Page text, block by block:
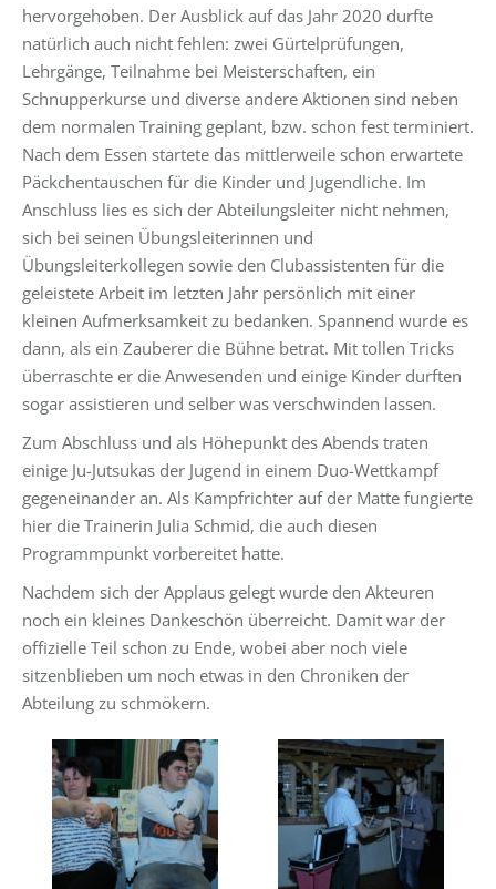
hervorgehoben. Der Ausblick auf das Jahr 2020 durfte
natürlich auch nicht fehlen: zwei Gürtelprüfungen,
Lehrgänge, Teilnahme bei Meisterschaften, ein
Schnupperkurse und diverse andere Aktionen sind neben
dem normalen Training geplant, bzw. schon fest terminiert.
Nach dem Essen startete das mittlerweile schon erwartete
Päckchentauschen für die Kinder und Jugendliche. Im
Anschluss lies es sich der Abteilungsleiter nicht nehmen,
sich bei seinen Übungsleiterinnen und
Übungsleiterkollegen sowie den Clubassistenten für die
geleistete Arbeit im letzten Jahr persönlich mit einer
kleinen Aufmerksamkeit zu bedanken. Spannend wurde es
dann, als ein Zauberer die Bühne betrat. Mit tollen Tricks
überraschte er die Anwesenden und einige Kinder durften
sogar assistieren und selber was verschwinden lassen.
Zum Abschluss und als Höhepunkt des Abends traten
einige Ju-Jutsukas der Jugend in einem Duo-Wettkampf
gegeneinander an. Als Kampfrichter auf der Matte fungierte
hier die Trainerin Julia Schmid, die auch diesen
Programmpunkt vorbereitet hatte.
Nachdem sich der Applaus gelegt wurde den Akteuren
noch ein kleines Dankeschön überreicht. Damit war der
offizielle Teil schon zu Ende, wobei aber noch viele
sitzenblieben um noch etwas in den Chroniken der
Abteilung zu schmökern.